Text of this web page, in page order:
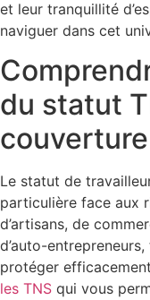
et leur tranquillité
naviguer dans cet
du statut
Le statut de
particulière face aux
d’artisans, de
d’auto-
protéger
les TNS qui vous